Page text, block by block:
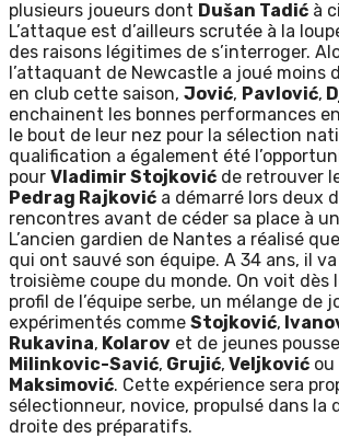
plusieurs joueurs dont Dušan Tadić à
L’attaque est d’ailleurs scrutée à la
des raisons légitimes de s’interroger.
l’attaquant de Newcastle a joué moins
en club cette saison, Jović, Pavlović,
enchainent les bonnes performances
le bout de leur nez pour la sélection
qualification a également été
pour Vladimir Stojković de retrouver
Pedrag Rajković a démarré lors deux
rencontres avant de céder sa place à
L’ancien gardien de Nantes a réalisé
qui ont sauvé son équipe. A 34 ans, il
troisième coupe du monde. On voit dès
profil de l’équipe serbe, un mélange de
expérimentés comme Stojković,
Rukavina, Kolarov et de jeunes
Milinkovic-Savić, Grujić, Veljković ou
Maksimović. Cette expérience sera
sélectionneur, novice, propulsé dans la
droite des préparatifs.